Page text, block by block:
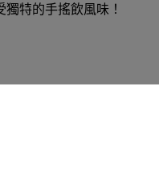
獨特的手搖飲風味！